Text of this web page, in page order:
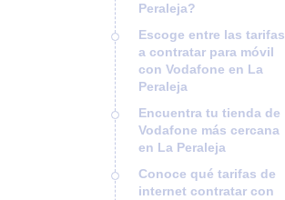
Peraleja?
Escoge entre las tarifas
a contratar para móvil
con Vodafone en La
Peraleja
Encuentra tu tienda de
Vodafone más cercana
en La Peraleja
Conoce qué tarifas de
internet contratar con